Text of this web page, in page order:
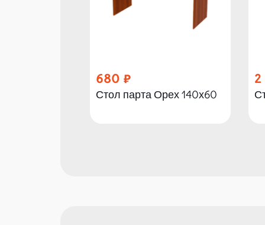
680
Стол парта Орех 140х60